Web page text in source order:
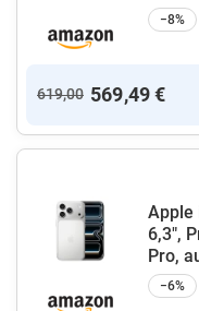
−8%
619,00 569,49 €
Apple
6,3",
Pro,
−6%